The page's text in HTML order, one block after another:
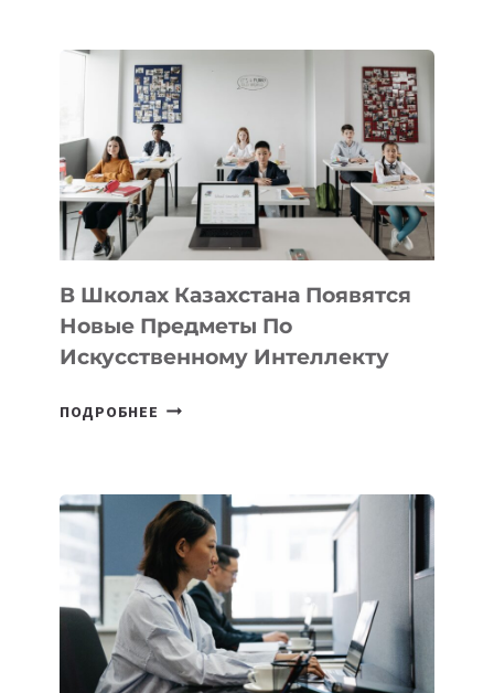
DEAL
VELOCITY
BY
MOST
—
МЕЖДУНАРОДНУЮ
ПРОГРАММУ
ДЛЯ
ТЕХНОЛОГИЧЕСКИХ
В Школах Казахстана Появятся
Новые Предметы По
Искусственному Интеллекту
ПОДРОБНЕЕ В
НОВЫЕ
ПРЕДМЕТЫ
ПО
ИСКУССТВЕННОМУ
ИНТЕЛЛЕКТУ